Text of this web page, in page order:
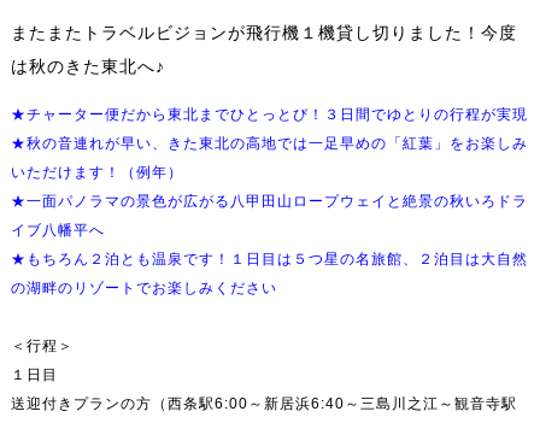
またまたトラベルビジョンが飛行機１機貸し切りました！今度
は秋のきた東北へ♪
★チャーター便だから東北までひとっとび！３日間でゆとりの行程が実現
★秋の音連れが早い、きた東北の高地では一足早めの「紅葉」をお楽しみ
いただけます！（例年）
★一面パノラマの景色が広がる八甲田山ロープウェイと絶景の秋いろドラ
イブ八幡平へ
★もちろん２泊とも温泉です！１日目は５つ星の名旅館、２泊目は大自然
の湖畔のリゾートでお楽しみください
＜行程＞
１日目
送迎付きプランの方（西条駅6:00～新居浜6:40～三島川之江～観音寺駅